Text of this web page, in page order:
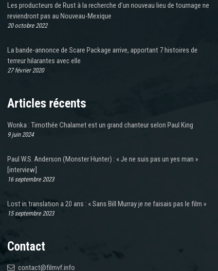
Les producteurs de Rust à la recherche d’un nouveau lieu de tournage ne
reviendront pas au Nouveau-Mexique
20 octobre 2022
La bande-annonce de Scare Package arrive, apportant 7 histoires de
terreur hilarantes avec elle
27 février 2020
Articles récents
Wonka : Timothée Chalamet est un grand chanteur selon Paul King
9 juin 2024
Paul W.S. Anderson (Monster Hunter) : « Je ne suis pas un yes man »
[interview]
16 septembre 2023
Lost in translation a 20 ans : « Sans Bill Murray je ne faisais pas le film »
15 septembre 2023
Contact
contact@filmvf.info